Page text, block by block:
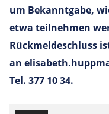
um Bekanntgabe,
etwa teilnehmen
Rückmeldeschluss
an
Tel. 377 10 34.